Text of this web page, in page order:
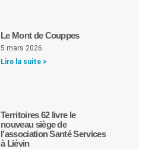
Le Mont de Couppes
5 mars 2026
Lire la suite >
Territoires 62 livre le
nouveau siège de
l’association Santé Services
à Liévin